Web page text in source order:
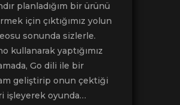
planladığım bir ürünü
için çıktığımız yolun
sonunda sizlerle.
kullanarak yaptığımız
Go dili ile bir
geliştirip onun çektiği
işleyerek oyunda…